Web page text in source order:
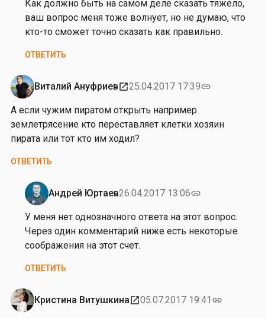
т
л
н
К
и
т
а
е
в
Как должно быть на самом деле сказать тяжело,
ваш вопрос меня тоже волнует, но не думаю, что
кто-то сможет точно сказать как правильно.
ОТВЕТИТЬ
Виталий Ануфриевopen_in_new25.04.2017 17:39link
А если чужим пиратом открыть например
землетрясение кто переставляет клетки хозяин
пирата или тот кто им ходил?
ОТВЕТИТЬ
Андрей Юртаев26.04.2017 13:06link
Ответ
на
от
В
т
л
и
У меня нет однозначного ответа на этот вопрос.
Через один комментарий ниже есть некоторые
соображения на этот счет.
ОТВЕТИТЬ
Кристина Витушкинаopen_in_new05.07.2017 19:41 link